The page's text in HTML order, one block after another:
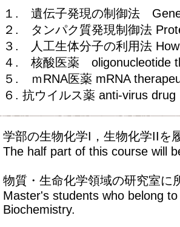
１. 遺伝子発現の制御法
２. タンパク質発現制御法
３. 人工生体分子の利用法
４. 核酸医薬 oligonucleotide
５. ｍRNA医薬 mRNA
６. 抗ウイルス薬 anti-virus drug
学部の生物化学I，生物化学IIを
The half part of this course
物質・生命化学領域の研究室に
Master's students who belong